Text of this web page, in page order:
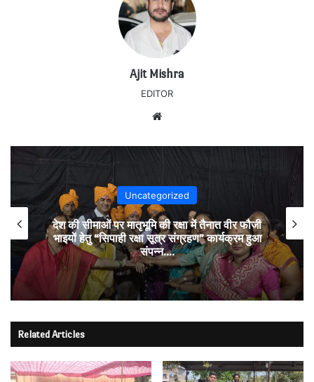
Ajit Mishra
EDITOR
Uncategorized
देश की सीमाओं पर मातृभूमि की रक्षा में तैनात वीर फौजी
भाइयों हेतु “सिपाही रक्षा सूत्र संग्रहण” कार्यक्रम हुआ
संपन्न….
Related Articles